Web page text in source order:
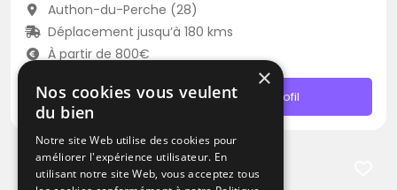
Authon-du-Perche (28)
Déplacement jusqu’à 180 kms
À partir de 800€
Contacter Profil
×
Nos cookies vous veulent
du bien
Notre site Web utilise des cookies pour
améliorer l'expérience utilisateur. En
utilisant notre site Web, vous acceptez tous